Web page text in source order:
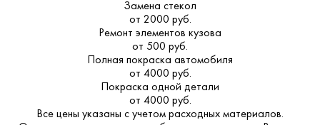
Замена стекол
от 2000 руб.
Ремонт элементов кузова
от 500 руб.
Полная покраска автомобиля
от 4000 руб.
Покраска одной детали
от 4000 руб.
Все цены указаны с учетом расходных материалов.